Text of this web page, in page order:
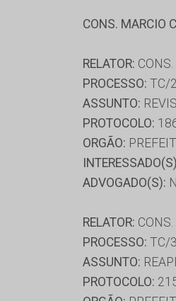
CONS. MARCIO
RELATOR:
PROCESSO: TC/
ASSUNTO:
PROTOCOLO:
ORGÃO:
ADVOGADO(S):
RELATOR:
PROCESSO: TC/
ASSUNTO:
PROTOCOLO: